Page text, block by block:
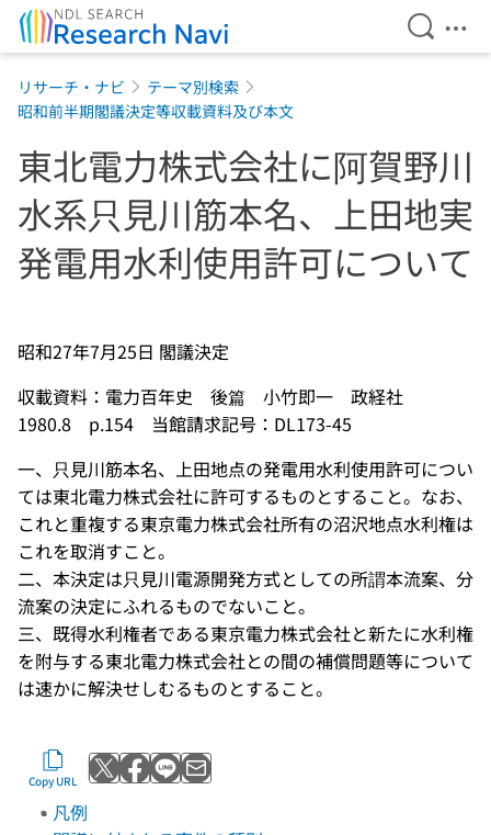
Open
リサーチ・ナビ
テーマ別検索
昭和前半期閣議決定等収載資料及び本文
東北電力株式会社に阿賀野川
水系只見川筋本名、上田地実
発電用水利使用許可について
凡例
昭和27年7月25日 閣議決定
収載資料：電力百年史 後篇 小竹即一 政経社
1980.8 p.154 当館請求記号：DL173-45
一、只見川筋本名、上田地点の発電用水利使用許可につい
ては東北電力株式会社に許可するものとすること。なお、
これと重複する東京電力株式会社所有の沼沢地点水利権は
これを取消すこと。
二、本決定は只見川電源開発方式としての所謂本流案、分
流案の決定にふれるものでないこと。
三、既得水利権者である東京電力株式会社と新たに水利権
を附与する東北電力株式会社との間の補償問題等について
は速かに解決せしむるものとすること。
Copy URL Post to X
Share with Facebook
Send with LINE
Send by email